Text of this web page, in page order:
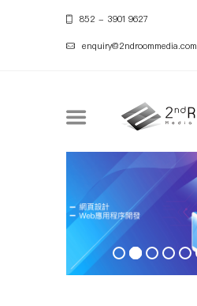
852 - 3901 9627
enquiry@2ndroommedia.com